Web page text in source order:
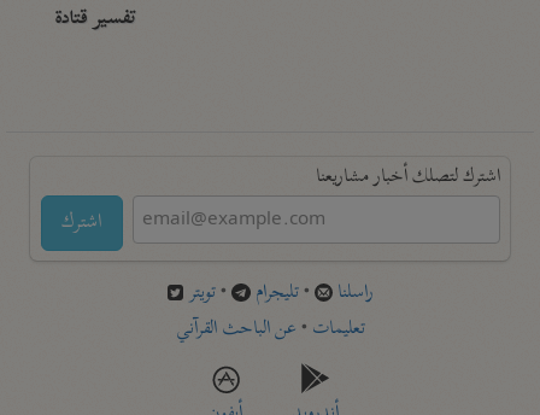
تفسير قتادة
اشترك لتصلك أخبار مشاريعنا
اشترك
راسلنا •تليجرام •تويتر
تعليمات •عن الباحث القرآني